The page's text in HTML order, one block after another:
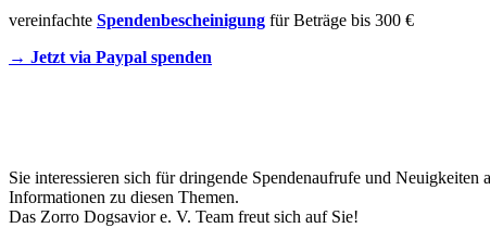
vereinfachte Spendenbescheinigung für Beträge bis 300 €
→ Jetzt via Paypal spenden
Sie interessieren sich für dringende Spendenaufrufe und
Informationen zu diesen Themen.
Das Zorro Dogsavior e. V. Team freut sich auf Sie!